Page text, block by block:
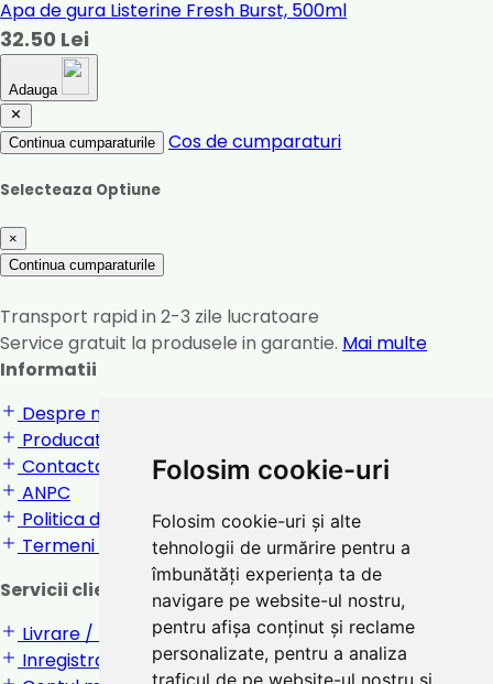
Folosim cookie-uri
Folosim cookie-uri și alte
tehnologii de urmărire pentru a
îmbunătăți experiența ta de
navigare pe website-ul nostru,
pentru afișa conținut și reclame
personalizate, pentru a analiza
traficul de pe website-ul nostru și
Apa de gura Listerine Fresh Burst, 500ml
32.50 Lei
Adauga
Continua cumparaturile Cos de cumparaturi
Selecteaza Optiune
×
Continua cumparaturile
Transport rapid in 2-3 zile lucratoare
Service gratuit la produsele in garantie. Mai multe
Informatii
Despre noi
Producatori
Contactati-ne
ANPC
Politica de confidentialitate
Termeni si conditii
Servicii clienti
Livrare / returnare
Inregistrare / Login